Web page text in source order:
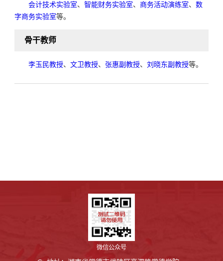
会计技术实验室、 智能财务实验室、 商务活动演练室、 数
字商务实验室等。
骨干教师
李玉民教授、 文卫教授、 张惠副教授、 刘晓东副教授等。
微信公众号